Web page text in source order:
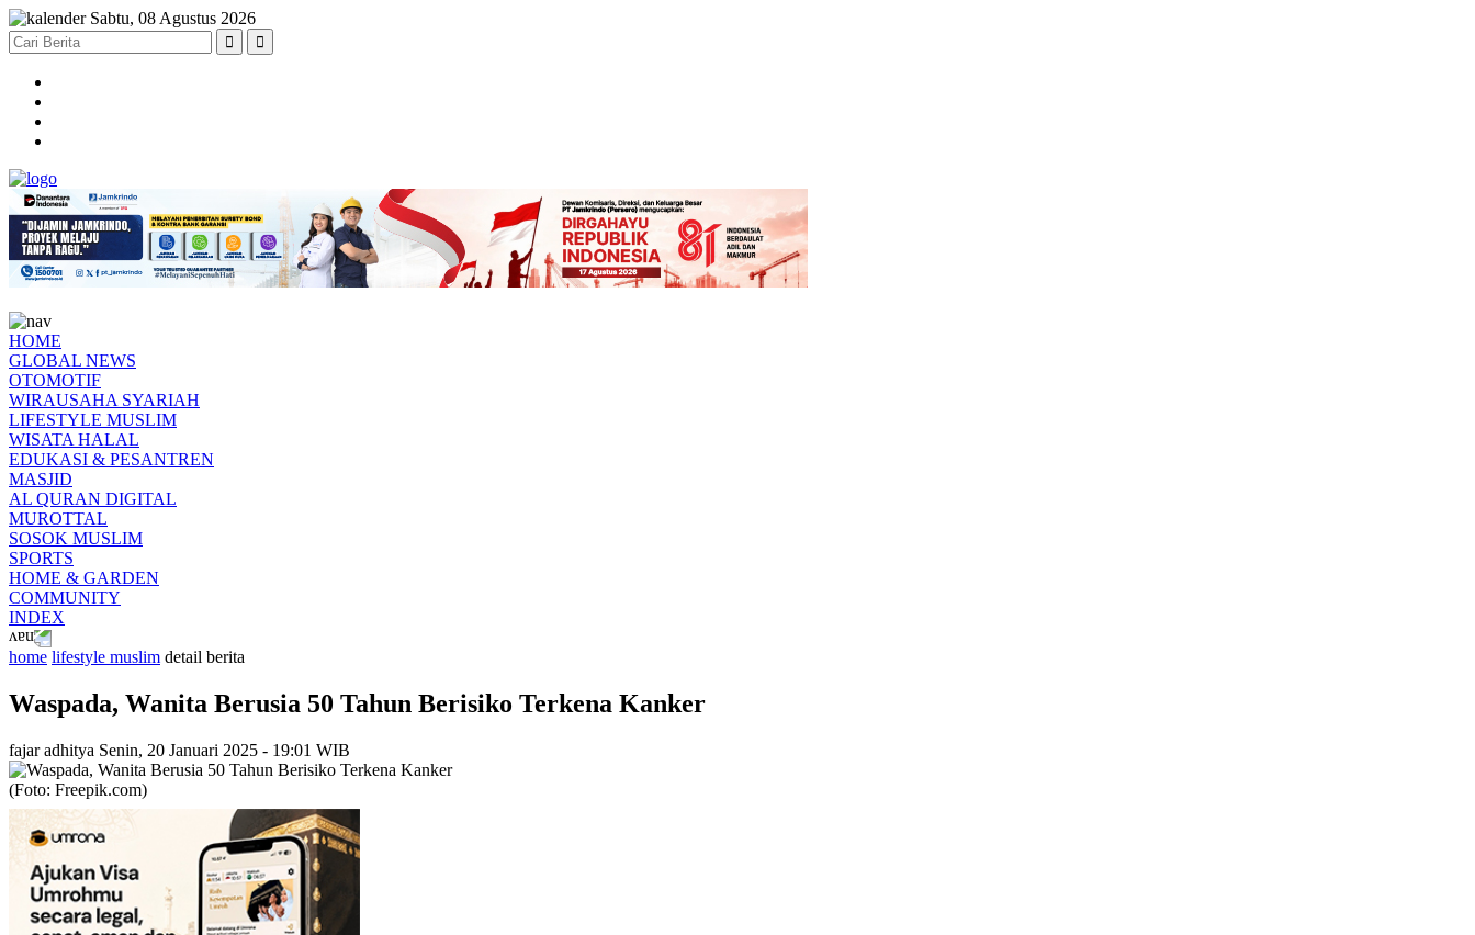
Sabtu, 08 Agustus 2026
HOME
GLOBAL NEWS
OTOMOTIF
WIRAUSAHA SYARIAH
LIFESTYLE MUSLIM
WISATA HALAL
EDUKASI & PESANTREN
MASJID
AL QURAN DIGITAL
MUROTTAL
SOSOK MUSLIM
SPORTS
HOME & GARDEN
COMMUNITY
INDEX
home lifestyle muslim detail berita
Waspada, Wanita Berusia 50 Tahun Berisiko Terkena Kanker
fajar adhitya Senin, 20 Januari 2025 - 19:01 WIB
(Foto: Freepik.com)